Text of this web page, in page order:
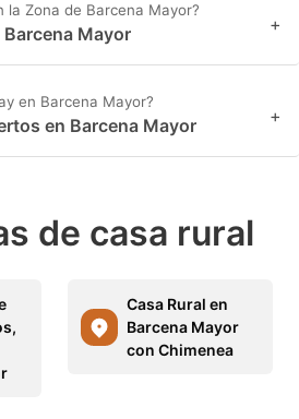
la Zona de Barcena Mayor?
Mayor +
en Barcena Mayor?
en Barcena Mayor +
de casa rural
Casa Rural en
Barcena Mayor
con Chimenea